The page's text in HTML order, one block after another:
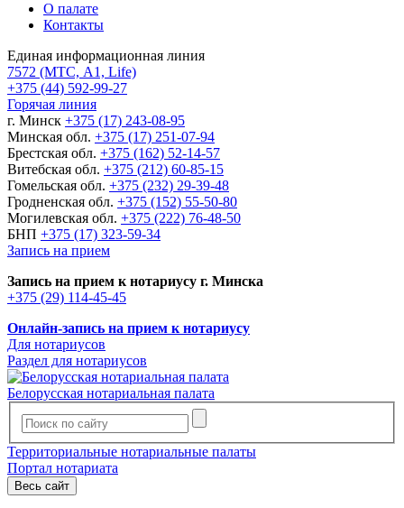
О палате
Контакты
Единая информационная линия
7572 (МТС, A1, Life)
+375 (44) 592-99-27
Горячая линия
г. Минск +375 (17) 243-08-95
Минская обл. +375 (17) 251-07-94
Брестская обл. +375 (162) 52-14-57
Витебская обл. +375 (212) 60-85-15
Гомельская обл. +375 (232) 29-39-48
Гродненская обл. +375 (152) 55-50-80
Могилевская обл. +375 (222) 76-48-50
БНП +375 (17) 323-59-34
Запись на прием
Запись на прием к нотариусу г. Минска
+375 (29) 114-45-45
Онлайн-запись на прием к нотариусу
Для нотариусов
Раздел для нотариусов
Белорусская нотариальная палата
Территориальные нотариальные палаты
Портал нотариата
Весь сайт